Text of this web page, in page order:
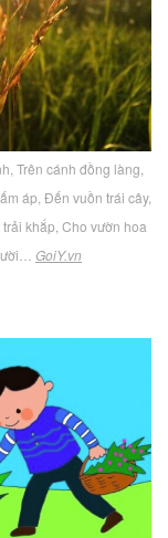
Trên cánh đồng làng,
áp, Đến vuồn trái cây,
khắp, Cho vườn hoa
GoiY.vn